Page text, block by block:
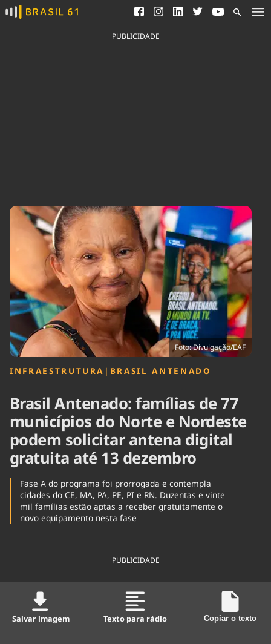
Ver todas as notícias
Saneamento
Indicadores
Agronegócios
Brasil Mineral
Tecnologia
Cinema
Comportamento
Cultura
Economia
Educação
Infraestrutura
Internacional
Meio Ambiente
Podcast
Política
Saúde
Tempo
PUBLICIDADE
Foto: Divulgação/EAF
INFRAESTRUTURA | BRASIL ANTENADO
Brasil Antenado: famílias de 77
municípios do Norte e Nordeste
podem solicitar antena digital
gratuita até 13 dezembro
Fase A do programa foi prorrogada e contempla
cidades do CE, MA, PA, PE, PI e RN. Duzentas e vinte
mil famílias estão aptas a receber gratuitamente o
novo equipamento nesta fase
PUBLICIDADE
Salvar imagem Texto para rádio Copiar o texto